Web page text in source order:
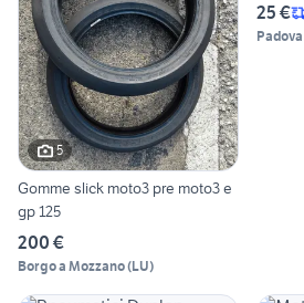
5
Gomme slick moto3 pre moto3 e
gp 125
200 €
Borgo a Mozzano(LU)
25 €
Padova